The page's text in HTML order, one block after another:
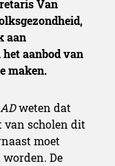
Van
aan
aanbod van
maken.
ADweten dat
van scholen dit
moet
De